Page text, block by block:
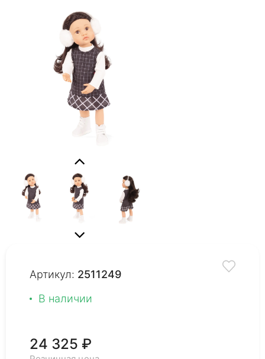
Артикул: 2511249
В наличии
24 325 ₽